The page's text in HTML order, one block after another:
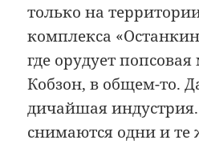
только на
комплекса
где орудует
Кобзон, в общем-то.
дичайшая
снимаются одни и